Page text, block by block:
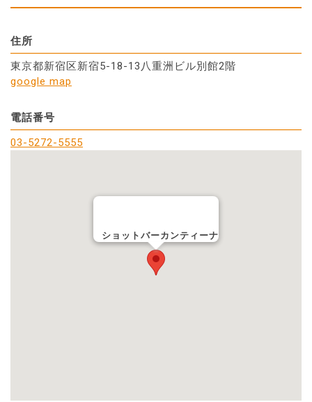
住所
東京都新宿区新宿5-18-13八重洲ビル別館2階
google map
電話番号
03-5272-5555
ショットバーカンティーナ